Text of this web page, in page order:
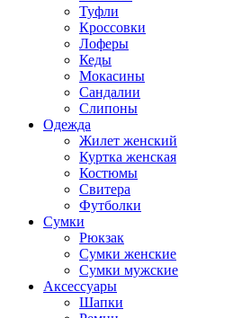
Туфли
Кроссовки
Лоферы
Кеды
Мокасины
Сандалии
Слипоны
Одежда
Жилет женский
Куртка женская
Костюмы
Свитера
Футболки
Сумки
Рюкзак
Сумки женские
Сумки мужские
Аксеcсуары
Шапки